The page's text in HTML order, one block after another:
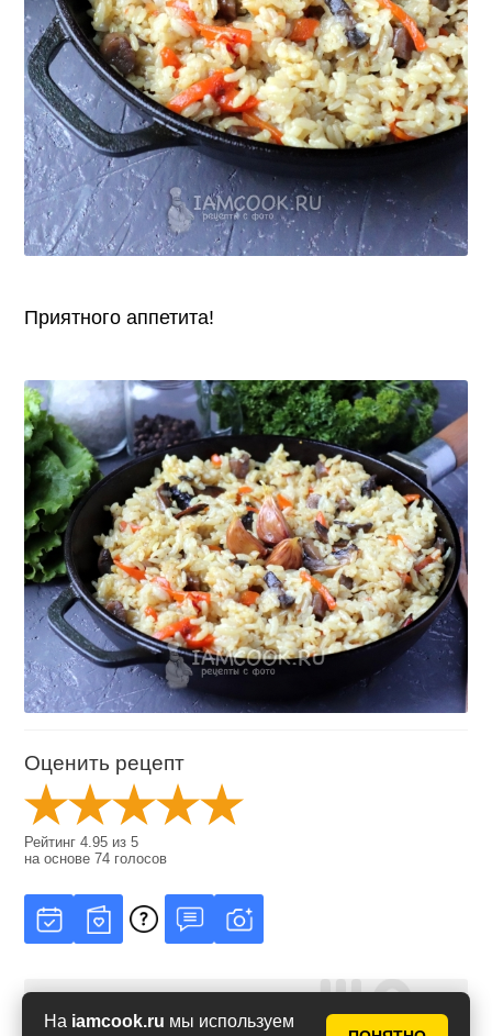
На iamcook.ru мы используем
Приятного аппетита!
Оценить рецепт
Рейтинг4.95 из5
на основе74 голосов